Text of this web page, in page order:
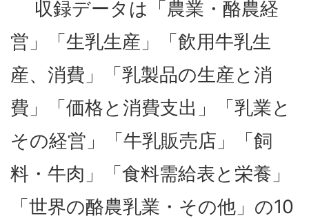
収録データは「農業・酪農経
営」「生乳生産」「飲用牛乳生
産、消費」「乳製品の生産と消
費」「価格と消費支出」「乳業と
その経営」「牛乳販売店」「飼
料・牛肉」「食料需給表と栄養」
「世界の酪農乳業・その他」の10